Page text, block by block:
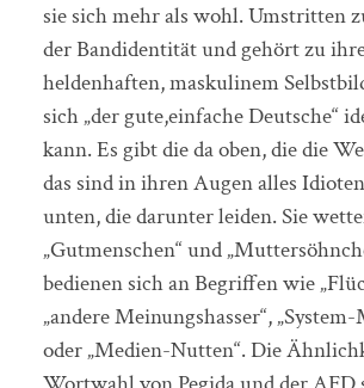
sie sich mehr als wohl. Umstritten
der Bandidentität und gehört zu
heldenhaften, maskulinem
sich „der gute,einfache Deutsche“
kann. Es gibt die da oben, die die
das sind in ihren Augen alles
unten, die darunter leiden. Sie
„Gutmenschen“ und
bedienen sich an Begriffen wie
„andere Meinungshasser“,
oder „Medien-Nutten“. Die